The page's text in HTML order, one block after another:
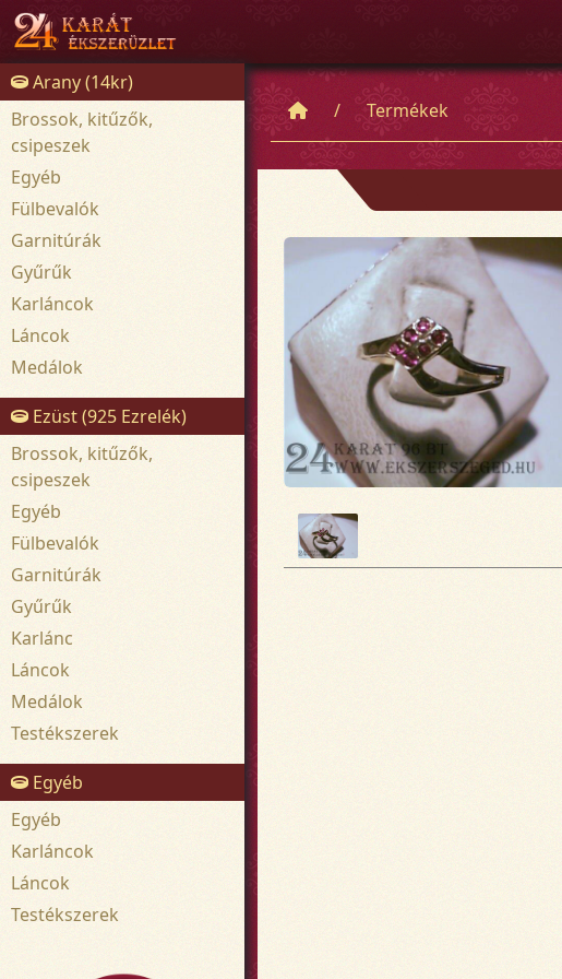
Arany (14kr)
Brossok, kitűzők,
csipeszek
Egyéb
Fülbevalók
Garnitúrák
Gyűrűk
Karláncok
Láncok
Medálok
Ezüst (925 Ezrelék)
Brossok, kitűzők,
csipeszek
Egyéb
Fülbevalók
Garnitúrák
Gyűrűk
Karlánc
Láncok
Medálok
Testékszerek
Egyéb
Egyéb
Karláncok
Láncok
Testékszerek
Termékek